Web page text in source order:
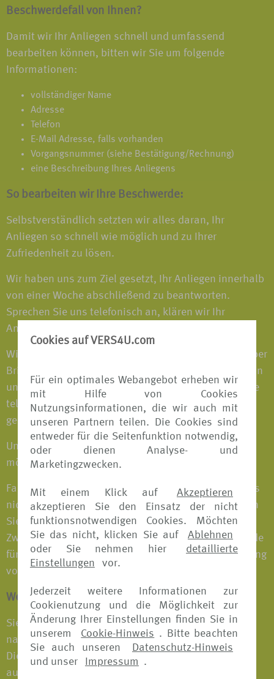
Cookies auf VERS4U.com
Für ein optimales Webangebot erheben wir
mit Hilfe von Cookies
Nutzungsinformationen, die wir auch mit
unseren Partnern teilen. Die Cookies sind
entweder für die Seitenfunktion notwendig,
oder dienen Analyse- und
Marketingzwecken.
Mit einem Klick auf
Akzeptieren
akzeptieren Sie den Einsatz der nicht
funktionsnotwendigen Cookies. Möchten
Sie das nicht, klicken Sie auf
Ablehnen
oder Sie nehmen hier
detaillierte
Einstellungen
vor.
Jederzeit weitere Informationen zur
Cookienutzung und die Möglichkeit zur
Änderung Ihrer Einstellungen finden Sie in
unserem
Cookie-Hinweis . Bitte beachten
Sie auch unseren
Datenschutz-Hinweis
und unser
Impressum .
Beschwerdefall von Ihnen?
Damit wir Ihr Anliegen schnell und umfassend
bearbeiten können, bitten wir Sie um folgende
Informationen:
vollständiger Name
Adresse
Telefon
E-Mail Adresse, falls vorhanden
Vorgangsnummer (siehe Bestätigung/Rechnung)
eine Beschreibung Ihres Anliegens
So bearbeiten wir Ihre Beschwerde:
Selbstverständlich setzten wir alles daran, Ihr
Anliegen so schnell wie möglich und zu Ihrer
Zufriedenheit zu lösen.
Wir haben uns zum Ziel gesetzt, Ihr Anliegen innerhalb
von einer Woche abschließend zu beantworten.
Sprechen Sie uns telefonisch an, klären wir Ihr
Anliegen natürlich möglichst sofort.
Wir bestätigen Ihnen den Eingang Ihrer Beschwerde per
Brief bzw. E-Mail, wenn Sie sich auf dem Schriftweg an
uns gewendet haben. Haben Sie uns Ihre Beschwerde
telefonisch mitgeteilt, verzichten wir auf eine
gesonderte Eingangsbestätigung.
Unsere Antwort erhalten Sie schriftlich oder, falls
möglich und von Ihnen akzeptiert, telefonisch.
Falls eine abschließende Bearbeitung Ihres Anliegens
nicht innerhalb von einer Woche möglich ist, erhalten
Sie einen Zwischenbescheid von uns. Mit diesem
Zwischenbescheid informieren wir Sie über die Gründe
für die Verzögerung und darüber, wann die Bearbeitung
voraussichtlich abgeschlossen sein wird.
Welche weiteren Möglichkeiten haben Sie?
Sie können sich mit Ihrem Anliegen auch an eine der
nachfolgend genannten Schlichtungsstellen wenden.
Diese Ombudsstellen unterstützen die
außergerichtliche Streitbeilegung zwischen